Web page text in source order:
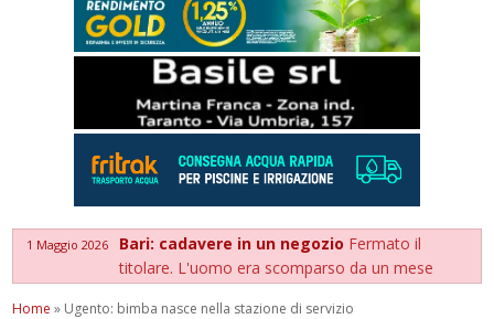
1 Maggio 2026 Bari: cadavere in un negozio Fermato il
titolare. L'uomo era scomparso da un mese
Home » Ugento: bimba nasce nella stazione di servizio